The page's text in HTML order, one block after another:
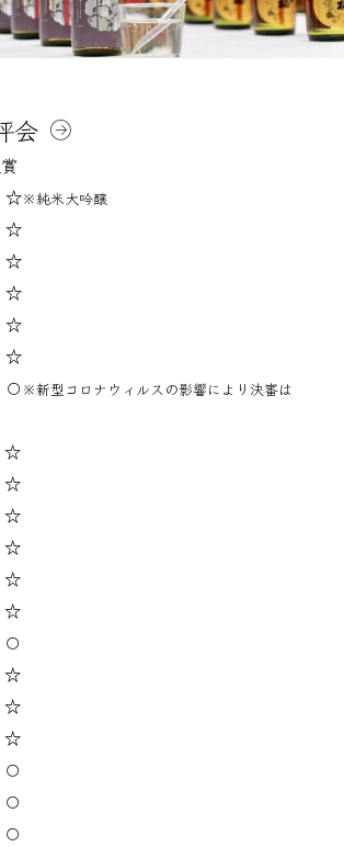
会
☆※純米大吟醸
☆
☆
☆
☆
☆
※新型コロナウィルスの影響により決審は
☆
☆
☆
☆
☆
☆
☆
☆
☆